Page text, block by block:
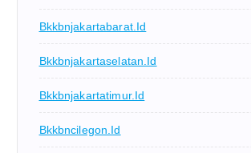
Bkkbnjakartabarat.id
Bkkbnjakartaselatan.id
Bkkbnjakartatimur.id
Bkkbncilegon.id